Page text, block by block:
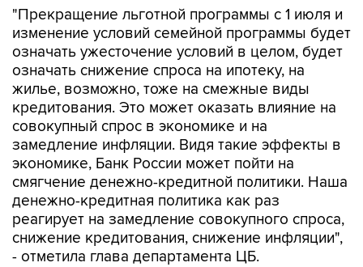
"Прекращение льготной программы с 1 июля и
изменение условий семейной программы будет
означать ужесточение условий в целом, будет
означать снижение спроса на ипотеку, на
жилье, возможно, тоже на смежные виды
кредитования. Это может оказать влияние на
совокупный спрос в экономике и на
замедление инфляции. Видя такие эффекты в
экономике, Банк России может пойти на
смягчение денежно-кредитной политики. Наша
денежно-кредитная политика как раз
реагирует на замедление совокупного спроса,
снижение кредитования, снижение инфляции",
- отметила глава департамента ЦБ.